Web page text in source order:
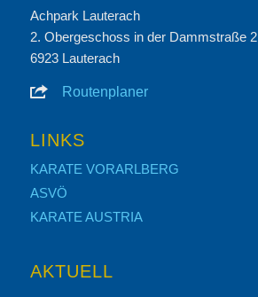
Achpark Lauterach
2. Obergeschoss in der Dammstraße 2
6923 Lauterach
Routenplaner
LINKS
KARATE VORARLBERG
ASVÖ
KARATE AUSTRIA
AKTUELL